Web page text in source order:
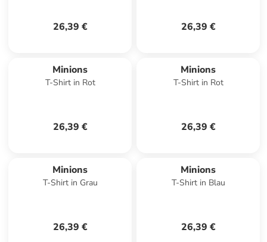
26,39 € 26,39 €
Minions
T-Shirt in Rot
26,39 €
Minions
T-Shirt in Rot
26,39 €
Minions
T-Shirt in Grau
26,39 €
Minions
T-Shirt in Blau
26,39 €